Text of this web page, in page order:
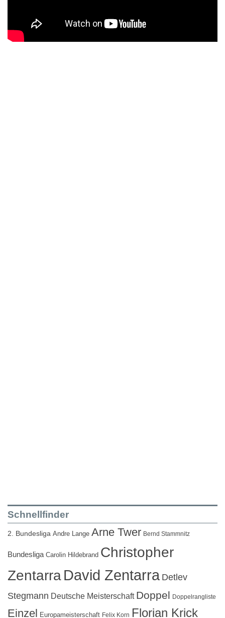
Schnellfinder
2. Bundesliga Andre Lange Arne Twer Bernd Stammnitz
Bundesliga Carolin Hildebrand Christopher
ZentarraDavid Zentarra Detlev
Stegmann Deutsche Meisterschaft Doppel Doppelrangliste
Einzel Europameisterschaft Felix Korn Florian Krick